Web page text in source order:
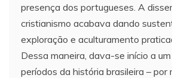
presença dos portugueses. A
cristianismo acabava dando
exploração e aculturamento
Dessa maneira, dava-se início a
períodos da história brasileira –